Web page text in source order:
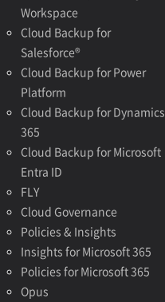
Workspace
Cloud Backup for
Salesforce®
Cloud Backup for Power
Platform
Cloud Backup for Dynamics
365
Cloud Backup for Microsoft
Entra ID
FLY
Cloud Governance
Policies & Insights
Insights for Microsoft 365
Policies for Microsoft 365
Opus